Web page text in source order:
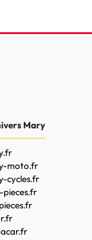
Mary
moto.fr
cycles.fr
pieces.fr